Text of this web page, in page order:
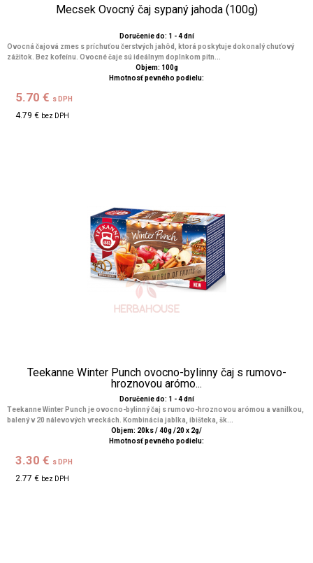
Mecsek Ovocný čaj sypaný jahoda (100g)
Doručenie do: 1 - 4 dní
Ovocná čajová zmes s príchuťou čerstvých jahôd, ktorá poskytuje dokonalý chuťový
zážitok. Bez kofeínu. Ovocné čaje sú ideálnym doplnkom pitn...
Objem: 100g
Hmotnosť pevného podielu:
5.70 € s DPH
4.79 € bez DPH
Teekanne Winter Punch ovocno-bylinny čaj s rumovo-
hroznovou arómo...
Doručenie do: 1 - 4 dní
Teekanne Winter Punch je ovocno-bylinný čaj s rumovo-hroznovou arómou a vanilkou,
balený v 20 nálevových vreckách. Kombinácia jablka, ibišteka, šk...
Objem: 20ks / 40g /20 x 2g/
Hmotnosť pevného podielu:
3.30 € s DPH
2.77 € bez DPH